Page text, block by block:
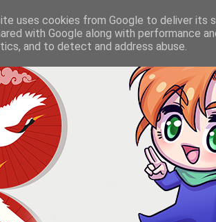
uses cookies from Google to deliver its
with Google along with performance
and to detect and address abuse.